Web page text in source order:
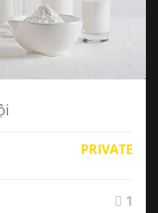
PRIVATE
1